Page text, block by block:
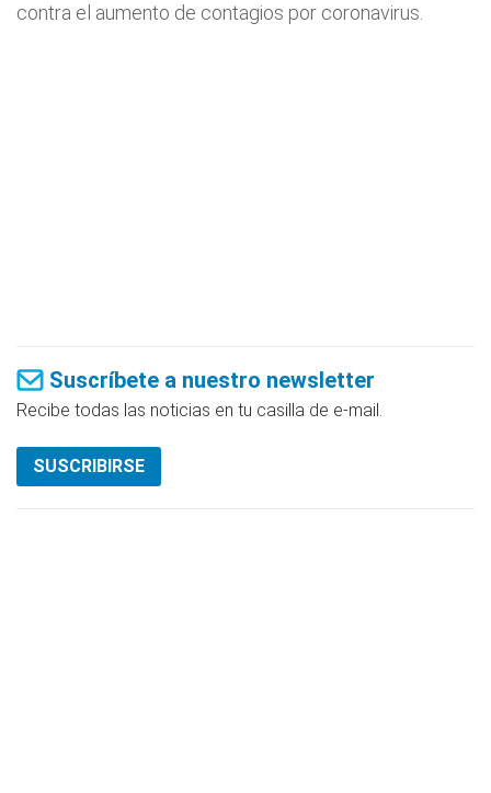
contra el aumento de contagios por coronavirus.
Suscríbete a nuestro newsletter
Recibe todas las noticias en tu casilla de e-mail.
SUSCRIBIRSE